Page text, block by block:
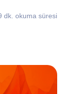
dk. okuma süresi